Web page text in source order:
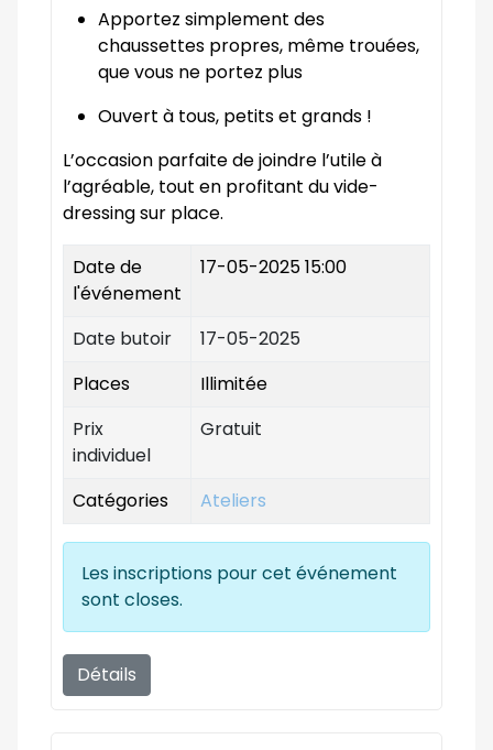
Apportez simplement des
chaussettes propres, même trouées,
que vous ne portez plus
Ouvert à tous, petits et grands !
L’occasion parfaite de joindre l’utile à
l’agréable, tout en profitant du vide-
dressing sur place.
Date de
l'événement
17-05-2025 15:00
Date butoir
17-05-2025
Places
Illimitée
Prix
individuel
Gratuit
Catégories Ateliers
Les inscriptions pour cet événement
sont closes.
Détails